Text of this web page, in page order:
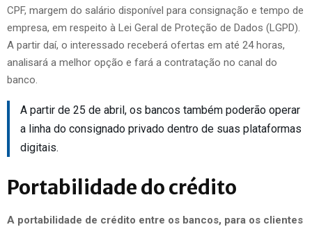
CPF, margem do salário disponível para consignação e tempo de
empresa, em respeito à Lei Geral de Proteção de Dados (LGPD).
A partir daí, o interessado receberá ofertas em até 24 horas,
analisará a melhor opção e fará a contratação no canal do
banco.
A partir de 25 de abril, os bancos também poderão operar
a linha do consignado privado dentro de suas plataformas
digitais.
Portabilidade do crédito
A portabilidade de crédito entre os bancos, para os clientes